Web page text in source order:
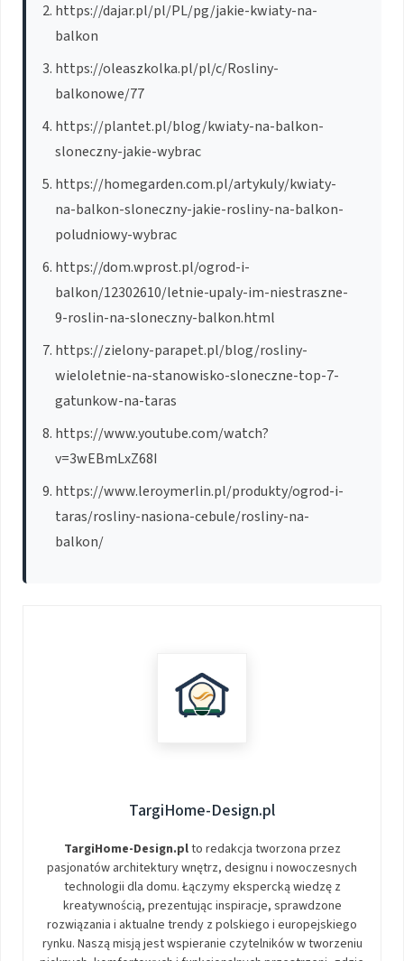
https://dajar.pl/pl/PL/pg/jakie-kwiaty-na-
balkon
https://oleaszkolka.pl/pl/c/Rosliny-
balkonowe/77
https://plantet.pl/blog/kwiaty-na-balkon-
sloneczny-jakie-wybrac
https://homegarden.com.pl/artykuly/kwiaty-
na-balkon-sloneczny-jakie-rosliny-na-balkon-
poludniowy-wybrac
https://dom.wprost.pl/ogrod-i-
balkon/12302610/letnie-upaly-im-niestraszne-
9-roslin-na-sloneczny-balkon.html
https://zielony-parapet.pl/blog/rosliny-
wieloletnie-na-stanowisko-sloneczne-top-7-
gatunkow-na-taras
https://www.youtube.com/watch?
v=3wEBmLxZ68I
https://www.leroymerlin.pl/produkty/ogrod-i-
taras/rosliny-nasiona-cebule/rosliny-na-
balkon/
TargiHome-Design.pl
TargiHome-Design.plto redakcja tworzona przez
pasjonatów architektury wnętrz, designu i nowoczesnych
technologii dla domu. Łączymy ekspercką wiedzę z
kreatywnością, prezentując inspiracje, sprawdzone
rozwiązania i aktualne trendy z polskiego i europejskiego
rynku. Naszą misją jest wspieranie czytelników w tworzeniu